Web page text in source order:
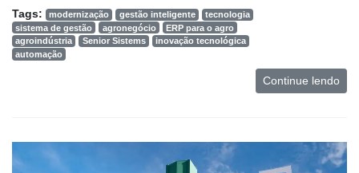
Tags: modernização gestão inteligente
tecnologia
sistema de gestão
agronegócio
ERP para o agro
agroindústria
Senior Sistems
inovação tecnológica
automação
Continue lendo